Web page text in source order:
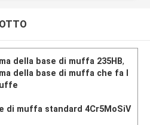
della base di muffa 235HB,
della base di muffa che fa l
di muffa standard 4Cr5MoSiV